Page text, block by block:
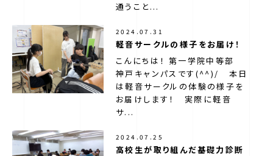
通うこと...
2024.07.31
軽音サークルの様子をお届け！
こんにちは！ 第一学院中等部
神戸キャンパスです(^^)/ 本日
は軽音サークルの体験の様子を
お届けします！ 実際に軽音
サ...
2024.07.25
高校生が取り組んだ基礎力診断